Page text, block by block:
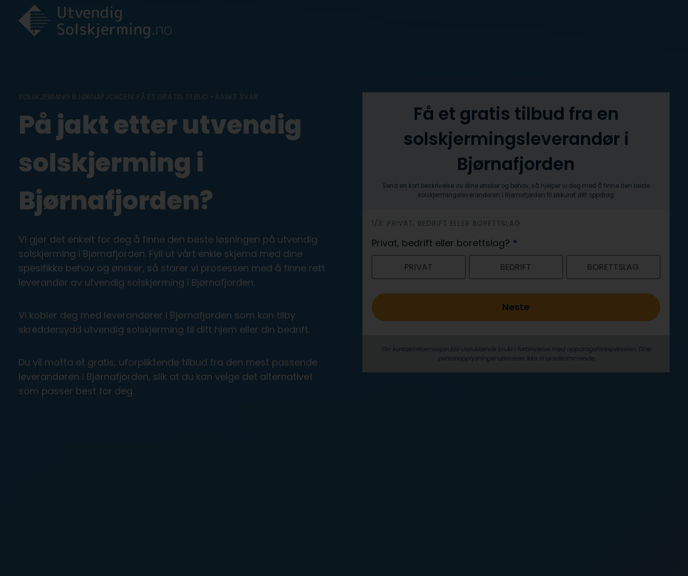
content
SOLSKJERMING BJØRNAFJORDEN: FÅ ET GRATIS TILBUD • RASKT SVAR
På jakt etter utvendig
solskjerming i
Bjørnafjorden?
Vi gjør det enkelt for deg å finne den beste løsningen på utvendig
solskjerming i Bjørnafjorden. Fyll ut vårt enkle skjema med dine
spesifikke behov og ønsker, så starer vi prosessen med å finne rett
leverandør av utvendig solskjerming i Bjørnafjorden.
Vi kobler deg med leverandører i Bjørnafjorden som kan tilby
skreddersydd utvendig solskjerming til ditt hjem eller din bedrift.
Du vil motta et gratis, uforpliktende tilbud fra den mest passende
leverandøren i Bjørnafjorden, slik at du kan velge det alternativet
som passer best for deg.
Få et gratis tilbud fra en
solskjermingsleverandør i
Bjørnafjorden
Send en kort beskrivelse av dine ønsker og behov, så hjelper vi deg med å finne den beste
solskjermingsleverandøren i Bjørnafjorden til akkurat ditt oppdrag.
h
e
r
1/3: PRIVAT, BEDRIFT ELLER BORETTSLAG
Privat, bedrift eller borettslag? *
PRIVAT BEDRIFT BORETTSLAG
Neste
Din kontaktinformasjon blir utelukkende brukt i forbindelse med oppdrags­forespørselen. Dine
person­­opplysninger utleveres ikke til uvedkommende.